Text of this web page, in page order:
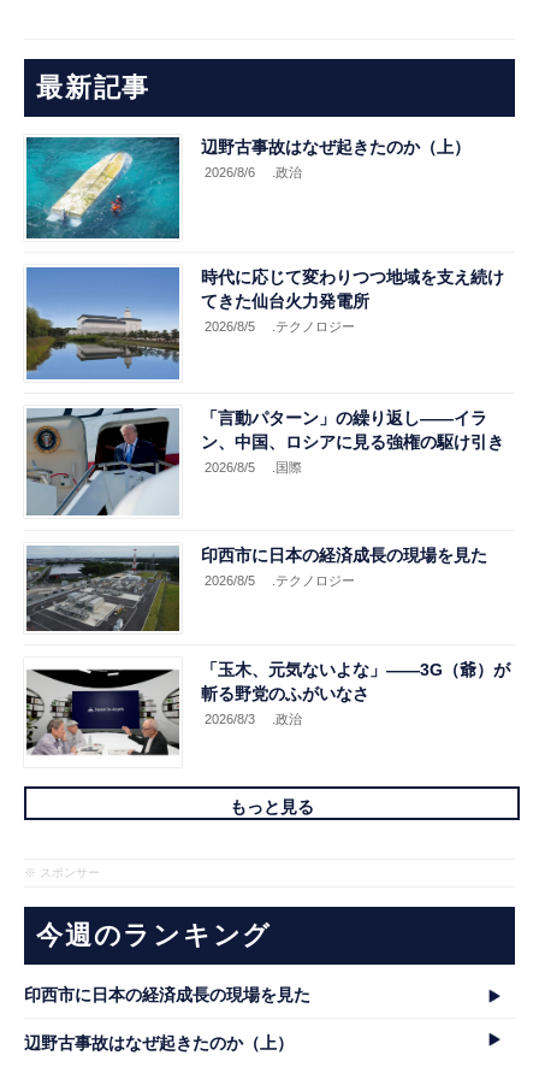
最新記事
辺野古事故はなぜ起きたのか（上）
2026/8/6 .政治
時代に応じて変わりつつ地域を支え続け
てきた仙台火力発電所
2026/8/5 .テクノロジー
「言動パターン」の繰り返し――イラ
ン、中国、ロシアに見る強権の駆け引き
2026/8/5 .国際
印西市に日本の経済成長の現場を見た
2026/8/5 .テクノロジー
「玉木、元気ないよな」――3G（爺）が
斬る野党のふがいなさ
2026/8/3 .政治
もっと見る
※ スポンサー
今週のランキング
印西市に日本の経済成長の現場を見た
辺野古事故はなぜ起きたのか（上）